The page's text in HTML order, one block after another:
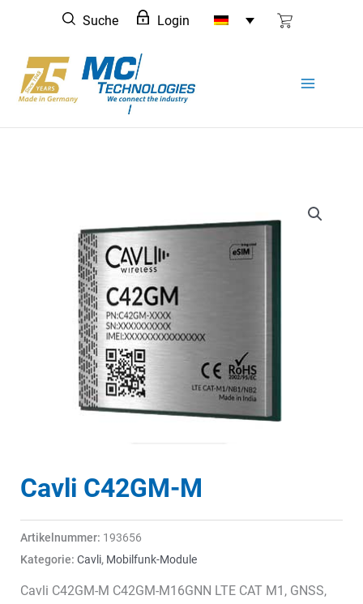
springen
Suche Login
Cavli C42GM-M
Artikelnummer: 193656
Kategorie: Cavli, Mobilfunk-Module
Cavli C42GM-M C42GM-M16GNN LTE CAT M1, GNSS,